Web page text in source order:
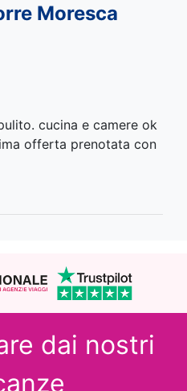
Moresca
cucina e camere ok
offerta prenotata con
dai nostri